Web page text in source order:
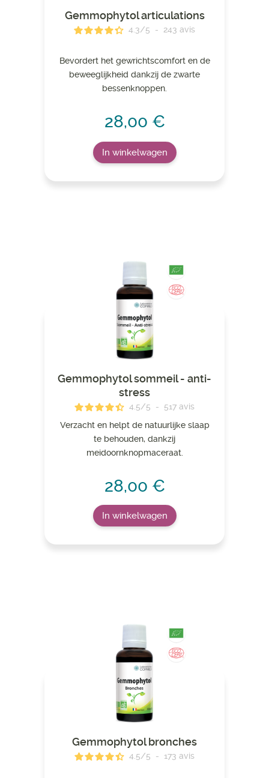
Gemmophytol articulations
4.3/5 - 243 avis
Bevordert het gewrichtscomfort en de
beweeglijkheid dankzij de zwarte
bessenknoppen.
28,00 €
In winkelwagen
Gemmophytol sommeil - anti-
stress
4.5/5 - 517 avis
Verzacht en helpt de natuurlijke slaap
te behouden, dankzij
meidoornknopmaceraat.
28,00 €
In winkelwagen
Gemmophytol bronches
4.5/5 - 173 avis